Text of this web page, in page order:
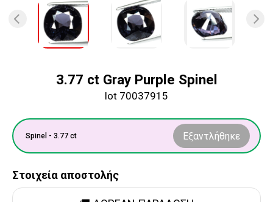
3.77 ct Gray Purple Spinel
lot 70037915
Spinel - 3.77 ct Εξαντλήθηκε
Στοιχεία αποστολής